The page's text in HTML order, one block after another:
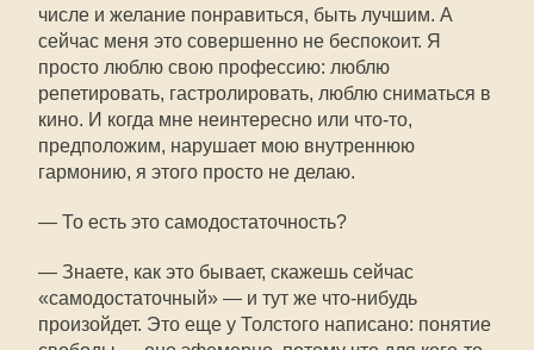
числе и желание понравиться, быть лучшим. А
сейчас меня это совершенно не беспокоит. Я
просто люблю свою профессию: люблю
репетировать, гастролировать, люблю сниматься в
кино. И когда мне неинтересно или что-то,
предположим, нарушает мою внутреннюю
гармонию, я этого просто не делаю.
— То есть это самодостаточность?
— Знаете, как это бывает, скажешь сейчас
«самодостаточный» — и тут же что-нибудь
произойдет. Это еще у Толстого написано: понятие